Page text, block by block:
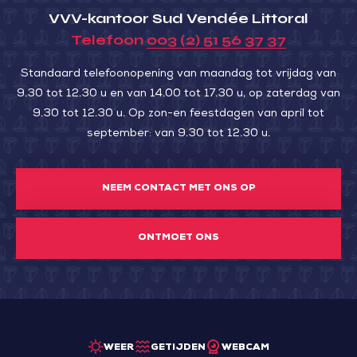
VVV-kantoor Sud Vendée Littoral
Telefoon 003 (2) 51 56 37 37
Standaard telefoonopening van maandag tot vrijdag van
9.30 tot 12.30 u en van 14.00 tot 17.30 u, op zaterdag van
9.30 tot 12.30 u. Op zon-en feestdagen van april tot
september: van 9.30 tot 12.30 u.
NEEM CONTACT MET ONS OP
ONTMOET ONS
WEER GETIJDEN WEBCAM